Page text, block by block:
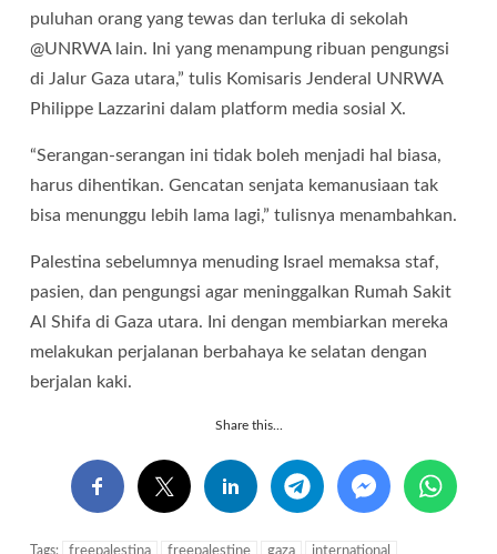
puluhan orang yang tewas dan terluka di sekolah
@UNRWA lain. Ini yang menampung ribuan pengungsi
di Jalur Gaza utara,” tulis Komisaris Jenderal UNRWA
Philippe Lazzarini dalam platform media sosial X.
“Serangan-serangan ini tidak boleh menjadi hal biasa,
harus dihentikan. Gencatan senjata kemanusiaan tak
bisa menunggu lebih lama lagi,” tulisnya menambahkan.
Palestina sebelumnya menuding Israel memaksa staf,
pasien, dan pengungsi agar meninggalkan Rumah Sakit
Al Shifa di Gaza utara. Ini dengan membiarkan mereka
melakukan perjalanan berbahaya ke selatan dengan
berjalan kaki.
Share this...
Tags: